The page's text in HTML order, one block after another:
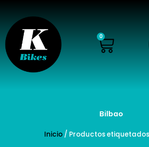
contenido
0
Cart
Bilbao
Inicio / Productos etiquetados